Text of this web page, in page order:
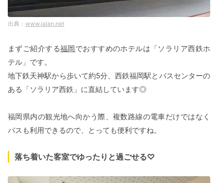
www.jalan.net
まずご紹介する福岡でおすすめのホテルは「ソラリア西鉄ホ
テル」です。
地下鉄天神駅から歩いて約5分、西鉄福岡駅とバスセンターの
ある「ソラリア西鉄」に直結しています◎
福岡県内の観光地へ向かう際、複数路線の電車だけではなく
バスも利用できるので、とっても便利ですね。
落ち着いた客室でゆったりと過ごせる♡